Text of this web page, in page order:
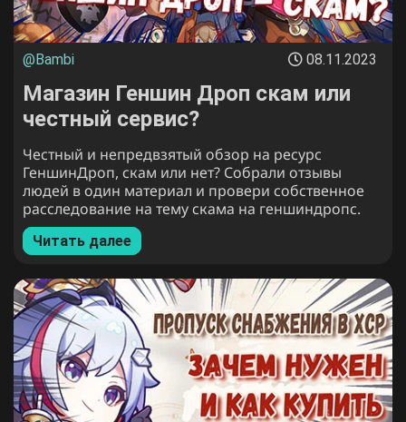
@Bambi 08.11.2023
Магазин Геншин Дроп скам или
честный сервис?
Честный и непредвзятый обзор на ресурс
ГеншинДроп, скам или нет? Собрали отзывы
людей в один материал и провери собственное
расследование на тему скама на геншиндропс.
Читать далее